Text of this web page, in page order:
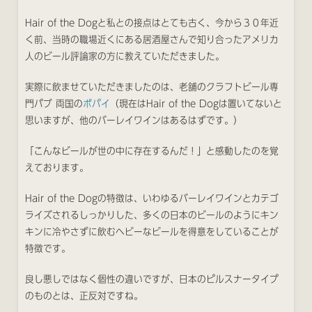
Hair of the Dogと私との接点はとても古く、今から３０年近
く前、当時の職場近くにある居酒屋さんで知り合ったアメリカ
人のビール評論家の方に教えていただきました。
実際に飲ませていただきましたのは、老舗のクラフトビール専
門パブ 両国のポパイ
（現在はHair of the Dogは置いてないと
思いますが、他のバーレイワインはあるはずです。）
「こんなビールが世の中に存在するんだ！」と感動したのを覚
えております。
Hair of the Dogの特徴は、いわゆるバーレイワインとカテゴ
ライズされるしっかりした、多くの日本のビールのようにキン
キンに冷やさずに飲むヘビーなビールを得意をしていることが
特徴です。
良し悪しではなく個性の違いですが、日本のピルスナータイプ
のものとは、正反対ですね。